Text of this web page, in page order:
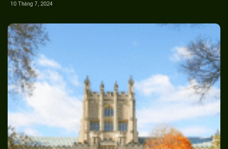
10 Tháng 7, 2024